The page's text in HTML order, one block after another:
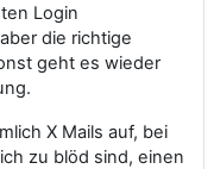
Login
die richtige
geht es wieder
X Mails auf, bei
zu blöd sind, einen